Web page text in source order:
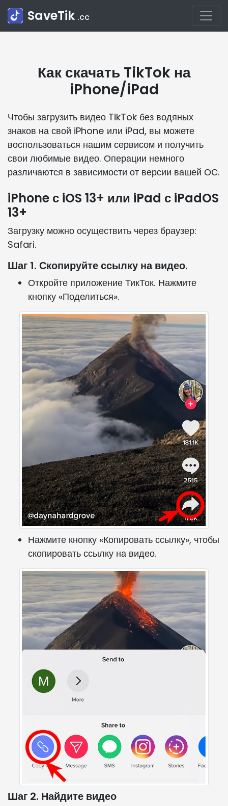
SaveTik .cc
Как скачать TikTok на
iPhone/iPad
Чтобы загрузить видео TikTok без водяных
знаков на свой iPhone или iPad, вы можете
воспользоваться нашим сервисом и получить
свои любимые видео. Операции немного
различаются в зависимости от версии вашей ОС.
iPhone с iOS 13+ или iPad с iPadOS
13+
Загрузку можно осуществить через браузер:
Safari.
Шаг 1. Скопируйте ссылку на видео.
Откройте приложение ТикТок. Нажмите
кнопку «Поделиться».
Нажмите кнопку «Копировать ссылку», чтобы
скопировать ссылку на видео.
Шаг 2. Найдите видео